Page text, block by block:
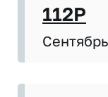
112P
Сентябрь